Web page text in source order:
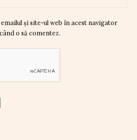
emailul și site-ul web în acest navigator
o să comentez.